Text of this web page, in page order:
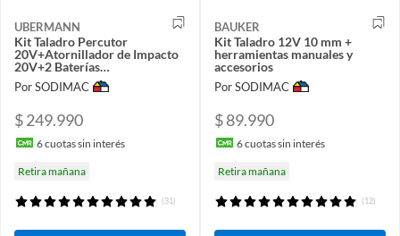
UBERMANN
Kit Taladro Percutor
20V+Atornillador de Impacto
20V+2 Baterías
2AH+Cargador+25 Acc
Por SODIMAC
$ 249.990
6cuotas sin interés
Retira mañana
(31)
BAUKER
Kit Taladro 12V 10 mm +
herramientas manuales y
accesorios
Por SODIMAC
$ 89.990
6cuotas sin interés
Retira mañana
(12)